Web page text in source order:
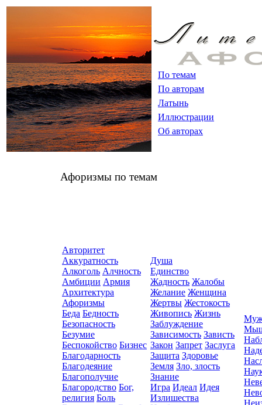
По темам
По авторам
Латынь
Иллюстрации
Об авторах
Афоризмы по темам
Авторитет
Аккуратность
Алкоголь Алчность
Амбиции Армия
Архитектура
Афоризмы
Беда Бедность
Безопасность
Безумие
Беспокойство Бизнес
Благодарность
Благодеяние
Благополучие
Благородство Бог,
религия Боль
Душа
Единство
Жадность Жалобы
Желание Женщина
Жертвы Жестокость
Живопись Жизнь
Заблуждение
Зависимость Зависть
Закон Запрет Заслуга
Защита Здоровье
Земля Зло, злость
Знание
Игра Идеал Идея
Излишества